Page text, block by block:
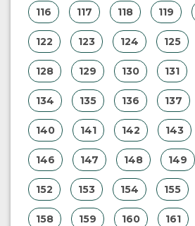
116 117 118 119
122 123 124 125
128 129 130 131
134 135 136 137
140 141 142 143
146 147 148 149
152 153 154 155
158 159 160 161